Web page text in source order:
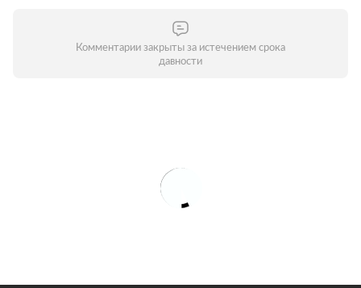
Комментарии закрыты за истечением срока
давности